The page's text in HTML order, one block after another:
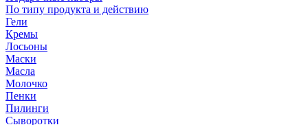
По типу продукта и действию
Гели
Кремы
Лосьоны
Маски
Масла
Молочко
Пенки
Пилинги
Сыворотки